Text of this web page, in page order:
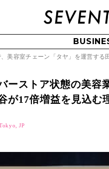
美容室チェーン「タヤ」を運営する
ーストア状態の美容
が17倍増益を見込む
JP